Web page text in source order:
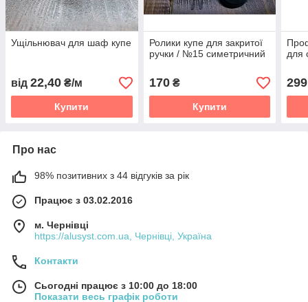
Ущільнювач для шаф купе
від 22,40 ₴/м
Купити
Ролики купе для закритої
ручки / №15 симетричний
170₴
Купити
для
299
Про нас
98% позитивних з 44 відгуків за рік
Працює з 03.02.2016
м. Чернівці
https://alusyst.com.ua, Чернівці, Україна
Контакти
Сьогодні працює з 10:00 до 18:00
Показати весь графік роботи